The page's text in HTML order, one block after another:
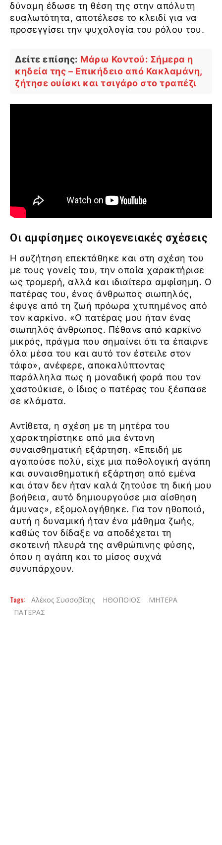
δύναμη έδωσε τη θέση της στην απόλυτη
ευαλωτότητα, αποτέλεσε το κλειδί για να
προσεγγίσει την ψυχολογία του ρόλου του.
Δείτε επίσης: Μάρω Κοντού: Σήμερα η
κηδεία της – Επικήδειο από Κακλαμάνη,
ζήτησε ουίσκι και τσιγάρο στο τραπέζι
Οι αμφίσημες οικογενειακές σχέσεις
Η συζήτηση επεκτάθηκε και στη σχέση του
με τους γονείς του, την οποία χαρακτήρισε
ως τρομερή, αλλά και ιδιαίτερα αμφίσημη. Ο
πατέρας του, ένας άνθρωπος σιωπηλός,
έφυγε από τη ζωή πρόωρα χτυπημένος από
τον καρκίνο. «Ο πατέρας μου ήταν ένας
σιωπηλός άνθρωπος. Πέθανε από καρκίνο
μικρός, πράγμα που σημαίνει ότι τα έπαιρνε
όλα μέσα του και αυτό τον έστειλε στον
τάφο», ανέφερε, αποκαλύπτοντας
παράλληλα πως η μοναδική φορά που τον
χαστούκισε, ο ίδιος ο πατέρας του ξέσπασε
σε κλάματα.
Αντίθετα, η σχέση με τη μητέρα του
χαρακτηρίστηκε από μια έντονη
συναισθηματική εξάρτηση. «Επειδή με
αγαπούσε πολύ, είχε μια παθολογική αγάπη
και συναισθηματική εξάρτηση από εμένα
και όταν δεν ήταν καλά ζητούσε τη δική μου
βοήθεια, αυτό δημιουργούσε μια αίσθηση
άμυνας», εξομολογήθηκε. Για τον ηθοποιό,
αυτή η δυναμική ήταν ένα μάθημα ζωής,
καθώς τον δίδαξε να αποδέχεται τη
σκοτεινή πλευρά της ανθρώπινης φύσης,
όπου η αγάπη και το μίσος συχνά
συνυπάρχουν.
Tags: Αλέκος Συσσοβίτης ΗΘΟΠΟΙΟΣ
ΜΗΤΕΡΑ
ΠΑΤΕΡΑΣ